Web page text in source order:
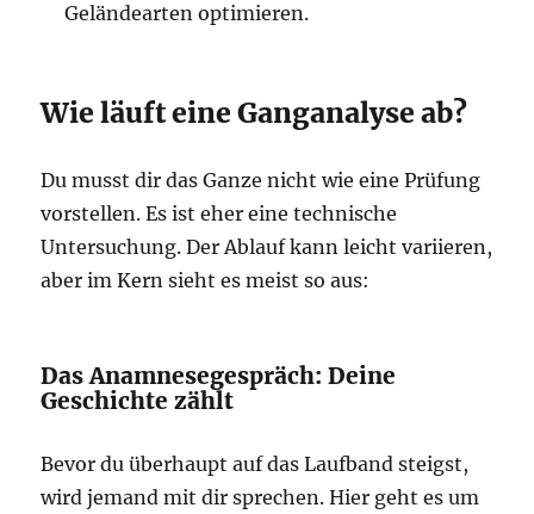
Geländearten optimieren.
Wie läuft eine Ganganalyse ab?
Du musst dir das Ganze nicht wie eine Prüfung
vorstellen. Es ist eher eine technische
Untersuchung. Der Ablauf kann leicht variieren,
aber im Kern sieht es meist so aus:
Das Anamnesegespräch: Deine
Geschichte zählt
Bevor du überhaupt auf das Laufband steigst,
wird jemand mit dir sprechen. Hier geht es um